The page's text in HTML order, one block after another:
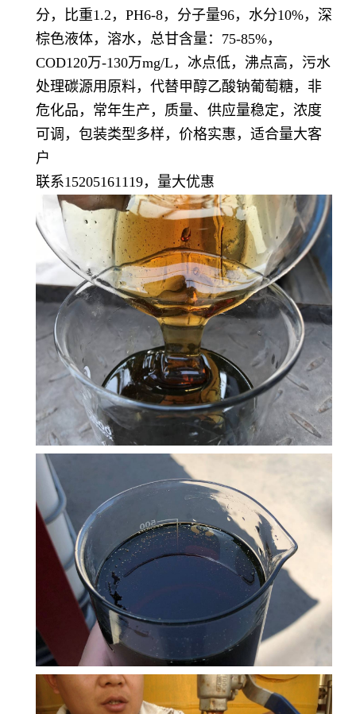
分，比重1.2，PH6-8，分子量96，水分10%，深
棕色液体，溶水，总甘含量：75-85%，
COD120万-130万mg/L，冰点低，沸点高，污水
处理碳源用原料，代替甲醇乙酸钠葡萄糖，非
危化品，常年生产，质量、供应量稳定，浓度
可调，包装类型多样，价格实惠，适合量大客
户
联系15205161119，量大优惠